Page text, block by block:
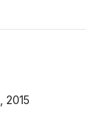
2015